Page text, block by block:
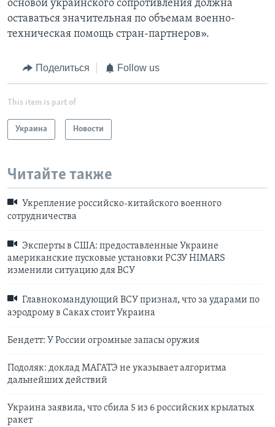
основой украинского сопротивления должна
оставаться значительная по объемам военно-
техническая помощь стран-партнеров».
Поделиться Follow us
This item is part of
Украина Новости
Читайте также
Укрепление российско-китайского военного
сотрудничества
Эксперты в США: предоставленные Украине
американские пусковые установки РСЗУ HIMARS
изменили ситуацию для ВСУ
Главнокомандующий ВСУ признал, что за ударами по
аэродрому в Саках стоит Украина
Бендетт: У России огромные запасы оружия
Подоляк: доклад МАГАТЭ не указывает алгоритма
дальнейших действий
Украина заявила, что сбила 5 из 6 российских крылатых
ракет